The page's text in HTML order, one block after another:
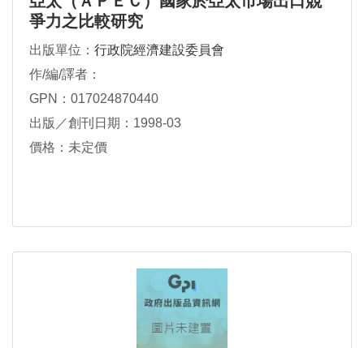
爭力之比較研究
出版單位： 行政院經濟建設委員會
作/編/譯者：
GPN：017024870440
出版／創刊日期：1998-03
價格：未定價